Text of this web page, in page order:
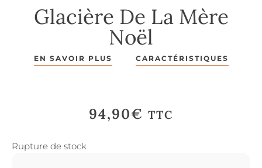
Glacière De La Mère
Noël
EN SAVOIR PLUS CARACTÉRISTIQUES
94,90€ TTC
Rupture de stock